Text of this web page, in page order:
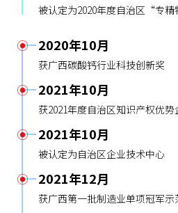
被认定为2020年度自治区“专
2020年10月
获广西碳酸钙行业科技创新奖
2021年10月
获2021年度自治区知识产权优
2021年10月
被认定为自治区企业技术中心
2021年12月
获广西第一批制造业单项冠军示